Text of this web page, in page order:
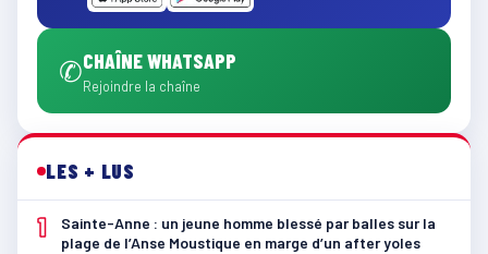
✆CHAÎNE WHATSAPP
Rejoindre la chaîne
LES + LUS
1
Sainte-Anne : un jeune homme blessé par balles sur la
plage de l’Anse Moustique en marge d’un after yoles